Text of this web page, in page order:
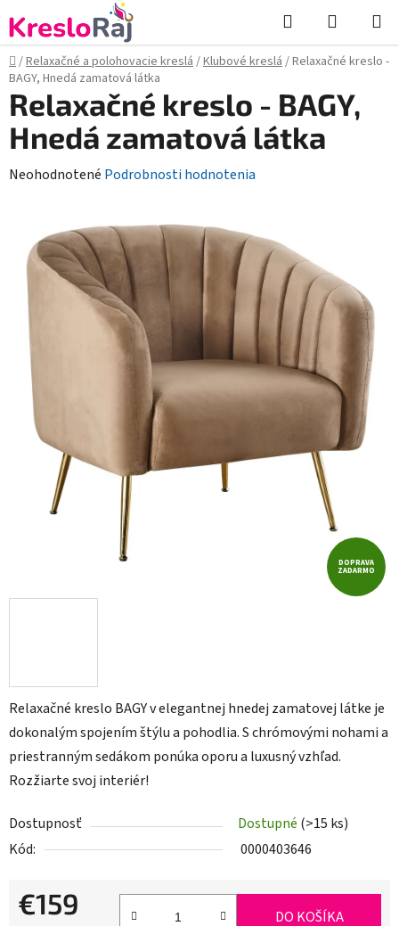
na
obsah
Hľadať
KOŠÍK
Domov
/Relaxačné a polohovacie kreslá/Klubové kreslá/Relaxačné kreslo -
BAGY, Hnedá zamatová látka
Relaxačné kreslo BAGY v elegantnej hnedej zamatovej látke je
dokonalým spojením štýlu a pohodlia. S chrómovými nohami a
priestranným sedákom ponúka oporu a luxusný vzhľad.
Rozžiarte svoj interiér!
Dostupnosť Dostupné (>15 ks)
Kód:
0000403646
€159 DO KOŠÍKA
Relaxačné kreslo - BAGY,
Hnedá zamatová látka
Priemerné
hviezdičiek.
Neohodnotené Podrobnosti hodnotenia
DOPRAVA
ZADARMO